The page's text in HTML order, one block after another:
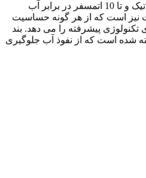
ساعت مردانه سیکو 5 Seiko - مدل SRPJ11K1 یک ترکیب مطلوب از طراحی شیک و امکانات مدرن است. این ساعت با جزئیات دقیق و بند کنف با کیفیت بالا، موومنت اتوماتیک و تا 10 اتمسفر در برابر آب
نیز است که از هر گونه حساسیت
پیشرفته را می دهد. بند
شده است که از نفوذ آب جلوگیری